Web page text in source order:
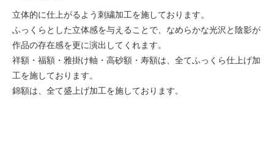
立体的に仕上がるよう刺繍加工を施しております。
ふっくらとした立体感を与えることで、なめらかな光沢と陰影が
作品の存在感を更に演出してくれます。
祥額・福額・雅掛け軸・高砂額・寿額は、全てふっくら仕上げ加
工を施しております。
錦額は、全て盛上げ加工を施しております。